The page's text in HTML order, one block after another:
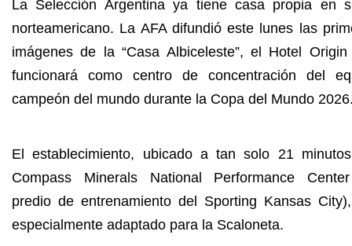
La Selección Argentina ya tiene casa propia en
norteamericano. La AFA difundió este lunes las
imágenes de la “Casa Albiceleste”, el Hotel Origin
funcionará como centro de concentración del
campeón del mundo durante la Copa del Mundo
El establecimiento, ubicado a tan solo 21
Compass Minerals National Performance
predio de entrenamiento del Sporting Kansas
especialmente adaptado para la Scaloneta.